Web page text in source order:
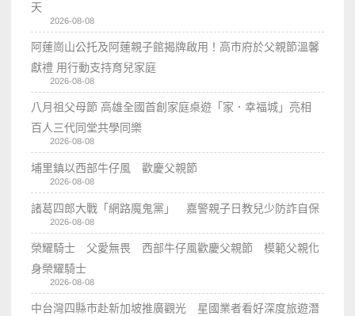
天
2026-08-08
阿蓮崗山公托及阿蓮親子館揭牌啟用！高市府於父親節溫馨
獻禮 用行動支持育兒家庭
2026-08-08
八月祖父母節 高雄全國首創家庭桌遊「家．幸福城」亮相
百人三代同堂共學同樂
2026-08-08
埔里鎮以西部牛仔風 歡慶父親節
2026-08-08
諸葛四郎大戰「網路魔鬼黨」 嘉警親子日教兒少防詐自保
2026-08-08
榮耀騎士 父愛無畏 西部牛仔風歡慶父親節 模範父親化
身榮耀騎士
2026-08-08
中台灣四縣市赴新加坡推廣觀光 星國業者看好深度旅遊潛